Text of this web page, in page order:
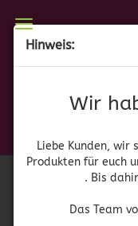
Hinweis:
Wir
Liebe Kunden, wir
Produkten für euch
. Bis
Das Team
Wir
zurück. Bis
Das Team von
41970)